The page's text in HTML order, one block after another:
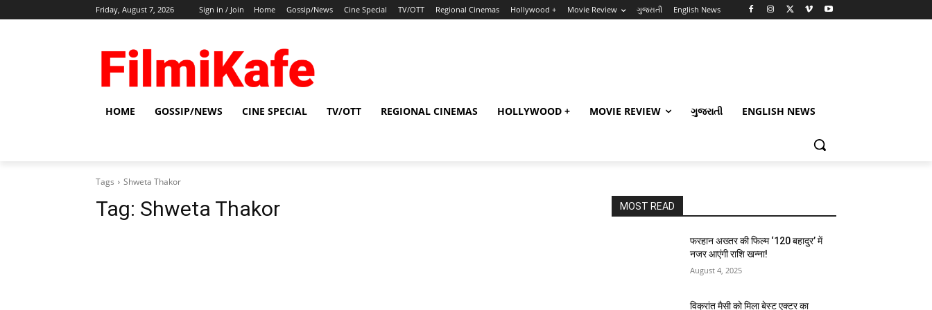
Friday, August 7, 2026 Sign in / Join Home Gossip/News Cine Special TV/OTT Regional Cinemas Hollywood + Movie Review ગુજરાતી English News
HOME GOSSIP/NEWS CINE SPECIAL TV/OTT REGIONAL CINEMAS HOLLYWOOD + MOVIE REVIEW ગુજરાતી ENGLISH NEWS
Tags Shweta Thakor
Tag: Shweta Thakor MOST READ
फरहान अख्तर की फिल्म ‘120 बहादुर’ में
नजर आएंगी राशि खन्ना!
August 4, 2025
विक्रांत मैसी को मिला बेस्ट एक्टर का